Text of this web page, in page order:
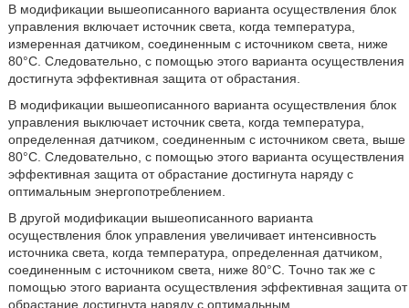
В модификации вышеописанного варианта осуществления блок
управления включает источник света, когда температура,
измеренная датчиком, соединенным с источником света, ниже
80°C. Следовательно, с помощью этого варианта осуществления
достигнута эффективная защита от обрастания.
В модификации вышеописанного варианта осуществления блок
управления выключает источник света, когда температура,
определенная датчиком, соединенным с источником света, выше
80°C. Следовательно, с помощью этого варианта осуществления
эффективная защита от обрастание достигнута наряду с
оптимальным энергопотреблением.
В другой модификации вышеописанного варианта
осуществления блок управления увеличивает интенсивность
источника света, когда температура, определенная датчиком,
соединенным с источником света, ниже 80°C. Точно так же с
помощью этого варианта осуществления эффективная защита от
обрастание достигнута наряду с оптимальным